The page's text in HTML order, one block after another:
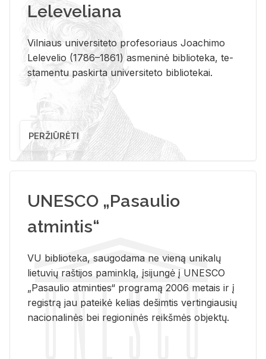
Leleveliana
Vil­niaus uni­ver­si­te­to pro­fe­so­riaus Jo­a­chi­mo
Le­le­ve­lio (1786–1861) as­me­ni­nė bi­b­lio­te­ka, te­
sta­men­tu pa­skir­ta uni­ver­si­te­to bi­b­lio­te­kai.
PERŽIŪRĖTI
UNESCO „Pasaulio
atmintis“
VU biblioteka, saugodama ne vieną unikalų
lietuvių raštijos paminklą, įsijungė į UNESCO
„Pasaulio atminties“ programą 2006 metais ir į
registrą jau pateikė kelias dešimtis vertingiausių
nacionalinės bei regioninės reikšmės objektų.